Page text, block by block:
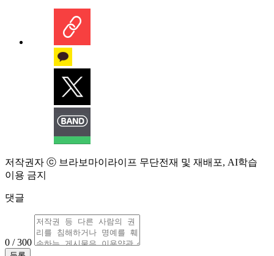
저작권자 ⓒ 브라보마이라이프 무단전재 및 재배포, AI학습
이용 금지
댓글
0 / 300